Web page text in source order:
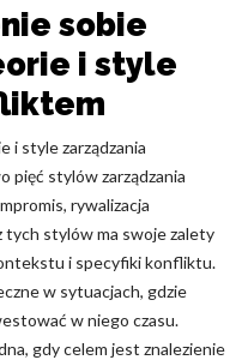
sobie
i style
i style zarządzania
pięć stylów zarządzania
rywalizacja
tych stylów ma swoje zalety
i specyfiki konfliktu.
w sytuacjach, gdzie
w niego czasu.
gdy celem jest znalezienie